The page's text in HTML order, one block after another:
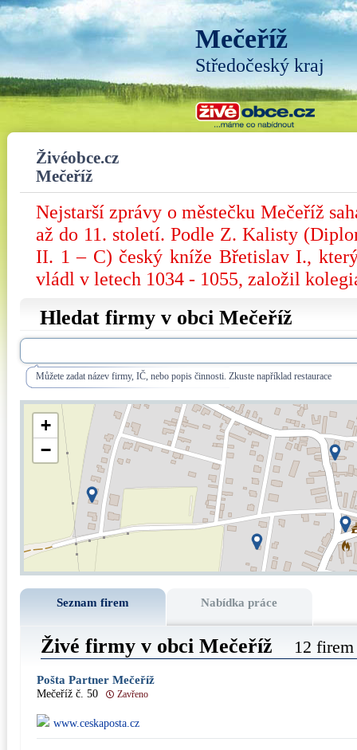
Mečeříž
Středočeský kraj
Živéobce.cz
Mečeříž
Nejstarší zprávy o městečku Mečeříž
až do 11. století. Podle Z. Kalisty
II. 1 – C) český kníže Břetislav I.,
vládl v letech 1034 - 1055, založil
Hledat firmy v obci Mečeříž
Můžete zadat název firmy, IČ, nebo popis činnosti. Zkuste například restaurace
+
−
Seznam firem Nabídka práce
Živé firmy v obci Mečeříž 12 firem
Pošta Partner Mečeříž
Mečeříž č. 50 Zavřeno
www.ceskaposta.cz